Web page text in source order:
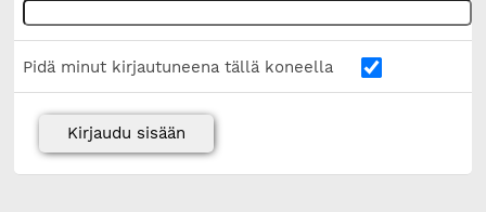
Pidä minut kirjautuneena tällä koneella